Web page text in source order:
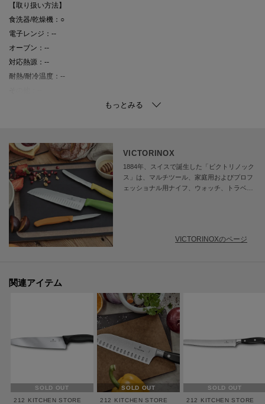
【取り扱い方法】
食洗器/乾燥機：○
電子レンジ：--
オーブン：--
対応熱源：--
耐熱/耐冷温度：--
VICTORINOX
1884年、スイスで誕生した「ビクトリノック
ス」は、マルチツール、家庭用およびプロフ
ェッショナル用ナイフ、ウォッチ、トラベル
VICTORINOXのページ
関連アイテム
SOLD OUT
212 KITCHEN STORE
SOLD OUT
212 KITCHEN STORE
SOLD OUT
212 KITCHEN STORE